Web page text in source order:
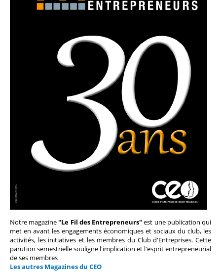
Notre magazine"Le Fil des Entrepreneurs"est une publication qui
met en avant les engagements économiques et sociaux du club, les
activités, les initiatives et les membres du Club d'Entreprises. Cette
parution semestrielle souligne l'implication et l'esprit entrepreneurial
de ses membres
Les autres Magazines du CEO